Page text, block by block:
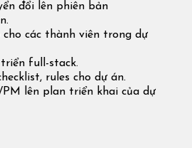
đổi lên phiên bản
các thành viên trong dự
full-stack.
rules cho dự án.
PM lên plan triển khai của dự